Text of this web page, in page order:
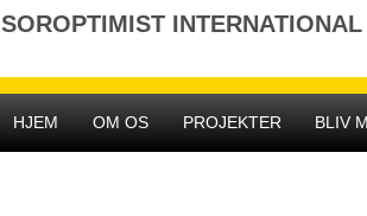
SOROPTIMIST
HJEM
OM OS PROJEKTER BLIV